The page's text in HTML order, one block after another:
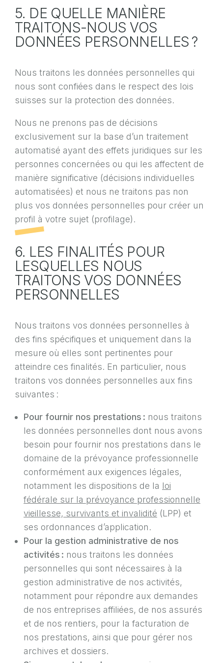
5. DE QUELLE MANIÈRE
TRAITONS-NOUS VOS
DONNÉES PERSONNELLES ?
Nous traitons les données personnelles qui
nous sont confiées dans le respect des lois
suisses sur la protection des données.
Nous ne prenons pas de décisions
exclusivement sur la base d’un traitement
automatisé ayant des effets juridiques sur les
personnes concernées ou qui les affectent de
manière significative (décisions individuelles
automatisées) et nous ne traitons pas non
plus vos données personnelles pour créer un
profil à votre sujet (profilage).
6. LES FINALITÉS POUR
LESQUELLES NOUS
TRAITONS VOS DONNÉES
PERSONNELLES
Nous traitons vos données personnelles à
des fins spécifiques et uniquement dans la
mesure où elles sont pertinentes pour
atteindre ces finalités. En particulier, nous
traitons vos données personnelles aux fins
suivantes :
Pour fournir nos prestations : nous traitons
les données personnelles dont nous avons
besoin pour fournir nos prestations dans le
domaine de la prévoyance professionnelle
conformément aux exigences légales,
notamment les dispositions de la loi
fédérale sur la prévoyance professionnelle
vieillesse, survivants et invalidité (LPP) et
ses ordonnances d’application.
Pour la gestion administrative de nos
activités : nous traitons les données
personnelles qui sont nécessaires à la
gestion administrative de nos activités,
notamment pour répondre aux demandes
de nos entreprises affiliées, de nos assurés
et de nos rentiers, pour la facturation de
nos prestations, ainsi que pour gérer nos
archives et dossiers.